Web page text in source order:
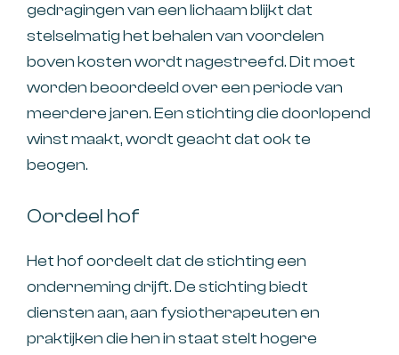
gedragingen van een lichaam blijkt dat
stelselmatig het behalen van voordelen
boven kosten wordt nagestreefd. Dit moet
worden beoordeeld over een periode van
meerdere jaren. Een stichting die doorlopend
winst maakt, wordt geacht dat ook te
beogen.
Oordeel hof
Het hof oordeelt dat de stichting een
onderneming drijft. De stichting biedt
diensten aan, aan fysiotherapeuten en
praktijken die hen in staat stelt hogere